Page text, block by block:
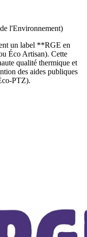
l'Environnement)
un label **RGE en
Éco Artisan). Cette
qualité thermique et
des aides publiques
PTZ).